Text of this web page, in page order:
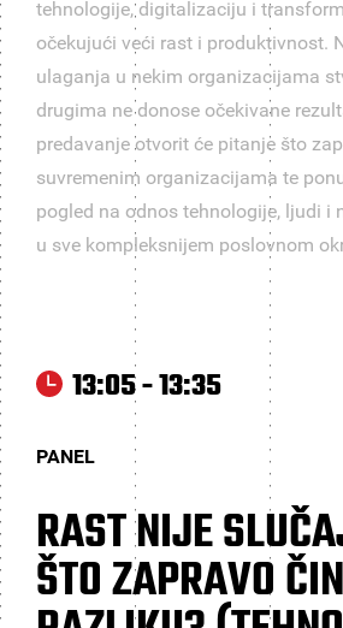
tehnologije, digitalizaciju i
očekujući veći rast i produktivnost.
ulaganja u nekim organizacijama
drugima ne donose očekivane
predavanje otvorit će pitanje što
suvremenim organizacijama te
pogled na odnos tehnologije, ljudi i
u sve kompleksnijem poslovnom
13:05 - 13:35
PANEL
RAST NIJE
ŠTO ZAPRAVO